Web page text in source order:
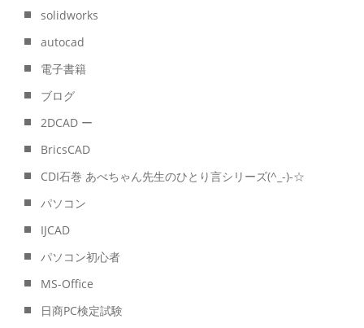
solidworks
autocad
電子書籍
ブログ
2DCAD ー
BricsCAD
CDI石巻 あべちゃん先生のひとり言シリーズ(^_-)-☆
パソコン
IJCAD
パソコン初心者
MS-Office
日商PC検定試験